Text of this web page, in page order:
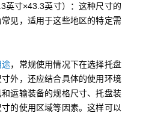
寸×43.3英寸）：这种尺寸的
见，适用于这些地区的特定需
途，常规使用情况下在选择托盘
外，还应结合具体的使用环境
运输装备的规格尺寸、托盘装
的使用区域等因素。这样可以